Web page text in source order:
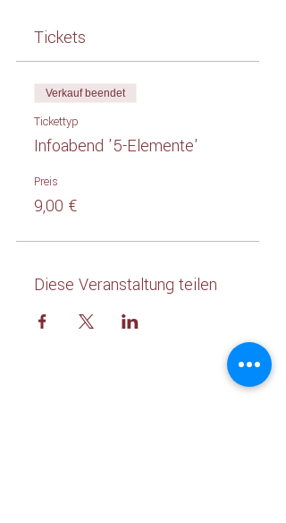
Tickets
Verkauf beendet
Tickettyp
Infoabend '5-Elemente'
Preis
9,00 €
Diese Veranstaltung teilen